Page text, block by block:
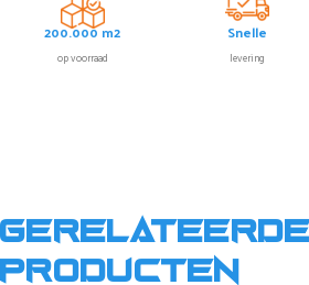
200.000 m2
op voorraad
Snelle
levering
producten